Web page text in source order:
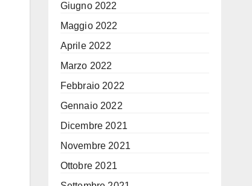
Giugno 2022
Maggio 2022
Aprile 2022
Marzo 2022
Febbraio 2022
Gennaio 2022
Dicembre 2021
Novembre 2021
Ottobre 2021